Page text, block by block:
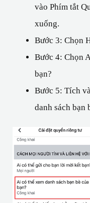
vào Phím tắt
xuống.
Bước 3: Chọn
Bước 4: Chọn
bạn?
Bước 5: Tích
danh sách bạn